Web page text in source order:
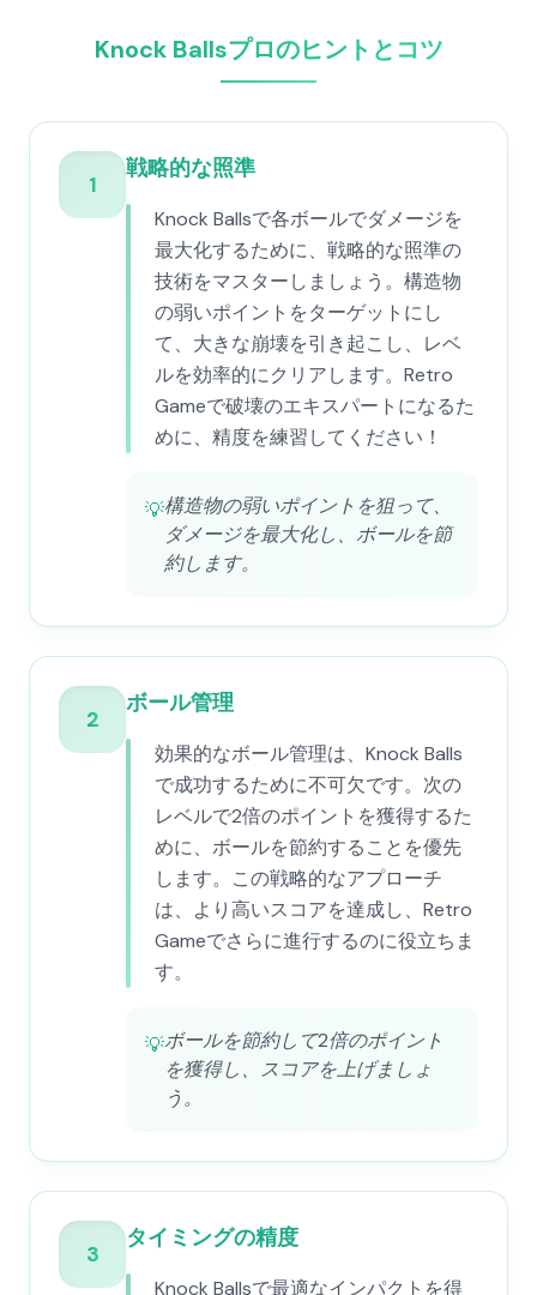
Knock Ballsプロのヒントとコツ
1
戦略的な照準
Knock Ballsで各ボールでダメージを
最大化するために、戦略的な照準の
技術をマスターしましょう。構造物
の弱いポイントをターゲットにし
て、大きな崩壊を引き起こし、レベ
ルを効率的にクリアします。Retro
Gameで破壊のエキスパートになるた
めに、精度を練習してください！
💡構造物の弱いポイントを狙って、
ダメージを最大化し、ボールを節
約します。
2
ボール管理
効果的なボール管理は、Knock Balls
で成功するために不可欠です。次の
レベルで2倍のポイントを獲得するた
めに、ボールを節約することを優先
します。この戦略的なアプローチ
は、より高いスコアを達成し、Retro
Gameでさらに進行するのに役立ちま
す。
💡ボールを節約して2倍のポイント
を獲得し、スコアを上げましょ
う。
3
タイミングの精度
Knock Ballsで最適なインパクトを得